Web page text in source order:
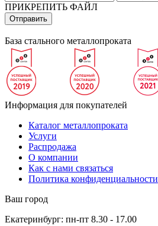
ПРИКРЕПИТЬ ФАЙЛ
База стального металлопроката
Информация для покупателей
Каталог металлопроката
Услуги
Распродажа
О компании
Как с нами связаться
Политика конфиденциальности
Ваш город
Екатеринбург: пн-пт 8.30 - 17.00